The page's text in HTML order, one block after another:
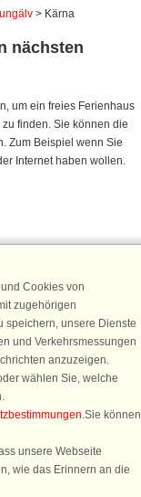
> Kärna
nächsten
um ein freies Ferienhaus
finden. Sie können die
Zum Beispiel wenn Sie
Internet haben wollen.
DanCenter Newsletter
und
Cookies von
zugehörigen
speichern, unsere Dienste
und Verkehrsmessungen
anzuzeigen.
wählen Sie, welche
.Sie können
unsere Webseite
wie das Erinnern an die